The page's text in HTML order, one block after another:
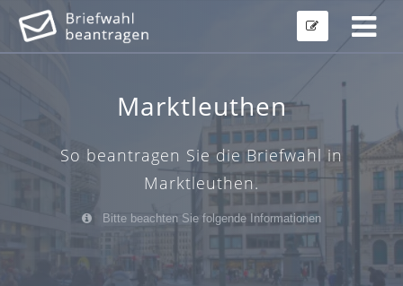
Marktleuthen
So beantragen Sie die Briefwahl in
Marktleuthen.
Bitte beachten Sie folgende Informationen